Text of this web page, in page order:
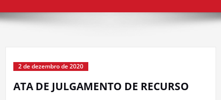
2 de dezembro de 2020
ATA DE JULGAMENTO DE RECURSO